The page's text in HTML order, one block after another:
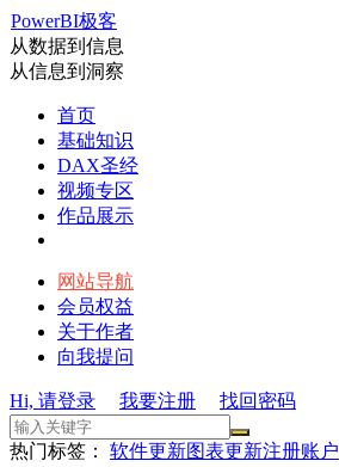
PowerBI极客
从数据到信息
从信息到洞察
首页
基础知识
DAX圣经
视频专区
作品展示
网站导航
会员权益
关于作者
向我提问
Hi, 请登录 我要注册 找回密码
热门标签： 软件更新图表更新注册账户